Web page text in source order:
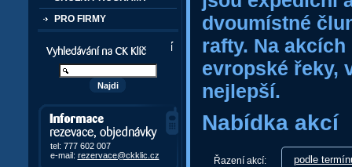
PRO FIRMY
Vyhledávání kurzů a akcí
Informace, rezervace,
objedávky
tel: 777 602 007
e-mail: rezervace@ckklic.cz
dvoumístné
rafty. Na
evropské řeky,
nejlepší.
Nabídka akcí
Řazení akcí: podle